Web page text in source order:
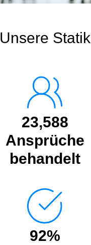
Unsere Statik
23,588
Ansprüche
behandelt
92%